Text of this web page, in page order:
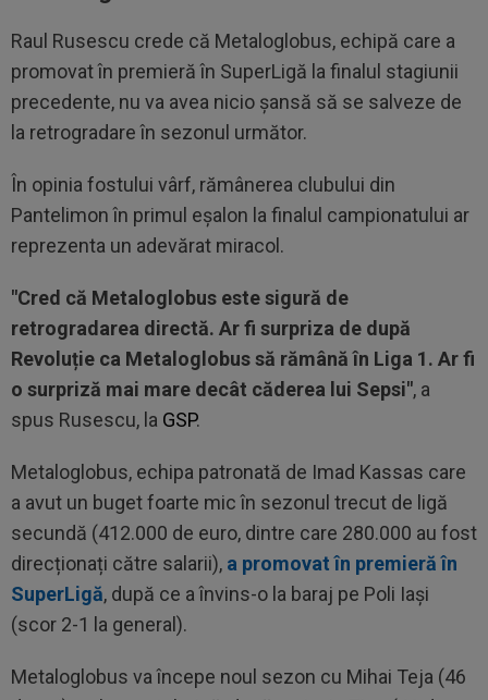
Raul Rusescu crede că Metaloglobus, echipă care a
promovat în premieră în SuperLigă la finalul stagiunii
precedente, nu va avea nicio șansă să se salveze de
la retrogradare în sezonul următor.
În opinia fostului vârf, rămânerea clubului din
Pantelimon în primul eșalon la finalul campionatului ar
reprezenta un adevărat miracol.
"Cred că Metaloglobus este sigură de
retrogradarea directă. Ar fi surpriza de după
Revoluție ca Metaloglobus să rămână în Liga 1. Ar fi
o surpriză mai mare decât căderea lui Sepsi", a
spus Rusescu, la GSP.
Metaloglobus, echipa patronată de Imad Kassas care
a avut un buget foarte mic în sezonul trecut de ligă
secundă (412.000 de euro, dintre care 280.000 au fost
direcționați către salarii), a promovat în premieră în
SuperLigă, după ce a învins-o la baraj pe Poli Iași
(scor 2-1 la general).
Metaloglobus va începe noul sezon cu Mihai Teja (46